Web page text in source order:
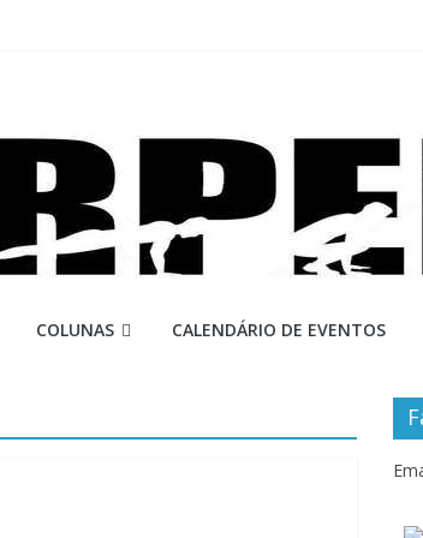
COLUNAS CALENDÁRIO DE EVENTOS